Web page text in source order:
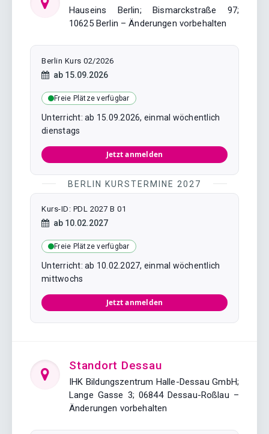
Hauseins Berlin; Bismarckstraße 97;
10625 Berlin – Änderungen vorbehalten
Berlin Kurs 02/2026
Kursstart:
ab 15.09.2026
Freie Plätze verfügbar
Unterricht: ab 15.09.2026, einmal wöchentlich
dienstags
Jetzt anmelden
BERLIN KURSTERMINE 2027
Kurs-ID: PDL 2027 B 01
Kursstart:
ab 10.02.2027
Freie Plätze verfügbar
Unterricht: ab 10.02.2027, einmal wöchentlich
mittwochs
Jetzt anmelden
Standort Dessau
IHK Bildungszentrum Halle-Dessau GmbH;
Lange Gasse 3; 06844 Dessau-Roßlau –
Änderungen vorbehalten